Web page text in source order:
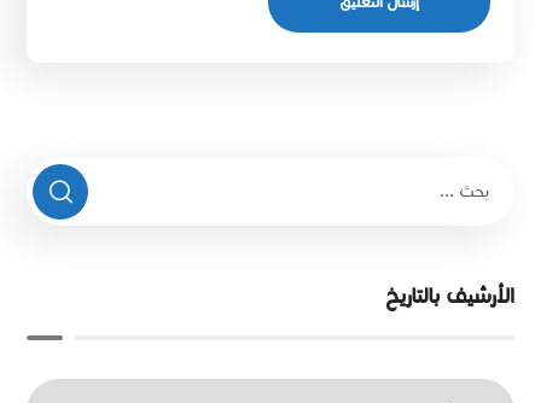
الأرشيف بالتاريخ